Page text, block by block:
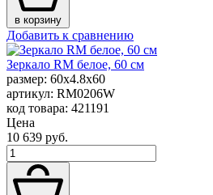
в корзину
Добавить к сравнению
Зеркало RM белое, 60 см
размер: 60x4.8x60
артикул: RM0206W
код товара: 421191
Цена
10 639 руб.